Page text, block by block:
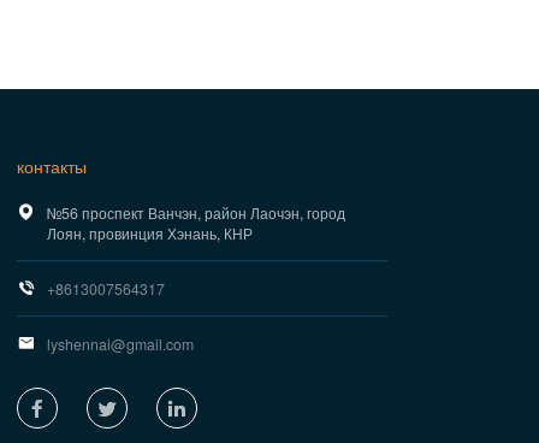
контакты

№56 проспект Ванчэн, район Лаочэн, город
Лоян, провинция Хэнань, КНР
 +8613007564317
 lyshennai@gmail.com
  